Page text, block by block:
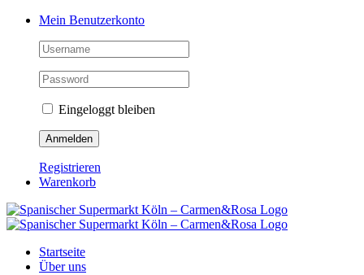
Zum
springen
Facebook
Instagram
Pinterest
Tiktok
YouTubeMein Benutzerkonto
Eingeloggt bleiben
Registrieren
Warenkorb
Startseite
Über uns